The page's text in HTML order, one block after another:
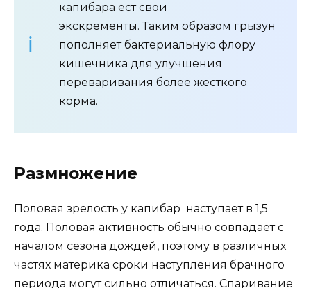
капибара ест свои
экскременты. Таким образом грызун
пополняет бактериальную флору
кишечника для улучшения
переваривания более жесткого
корма.
Размножение
Половая зрелость у капибар наступает в 1,5
года. Половая активность обычно совпадает с
началом сезона дождей, поэтому в различных
частях материка сроки наступления брачного
периода могут сильно отличаться. Спаривание